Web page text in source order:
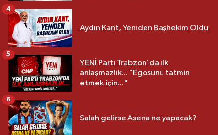
Aydın Kant, Yeniden Başhekim Oldu
4
YENİ Parti Trabzon'da ilk
anlaşmazlık... "Egosunu tatmin
etmek için..."
5
Salah gelirse Asena ne yapacak?
6